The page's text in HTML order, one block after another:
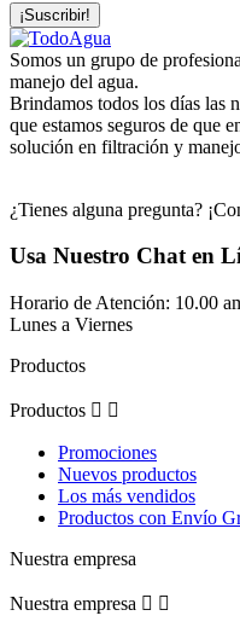
Somos un grupo de
manejo del agua.
Brindamos todos los días las
que estamos seguros de que
solución en filtración y
¿Tienes alguna pregunta?
Usa Nuestro Chat en
Horario de Atención: 10.00
Lunes a Viernes
Productos
Productos  
Promociones
Nuevos productos
Los más vendidos
Productos con Envío
Nuestra empresa
Nuestra empresa  